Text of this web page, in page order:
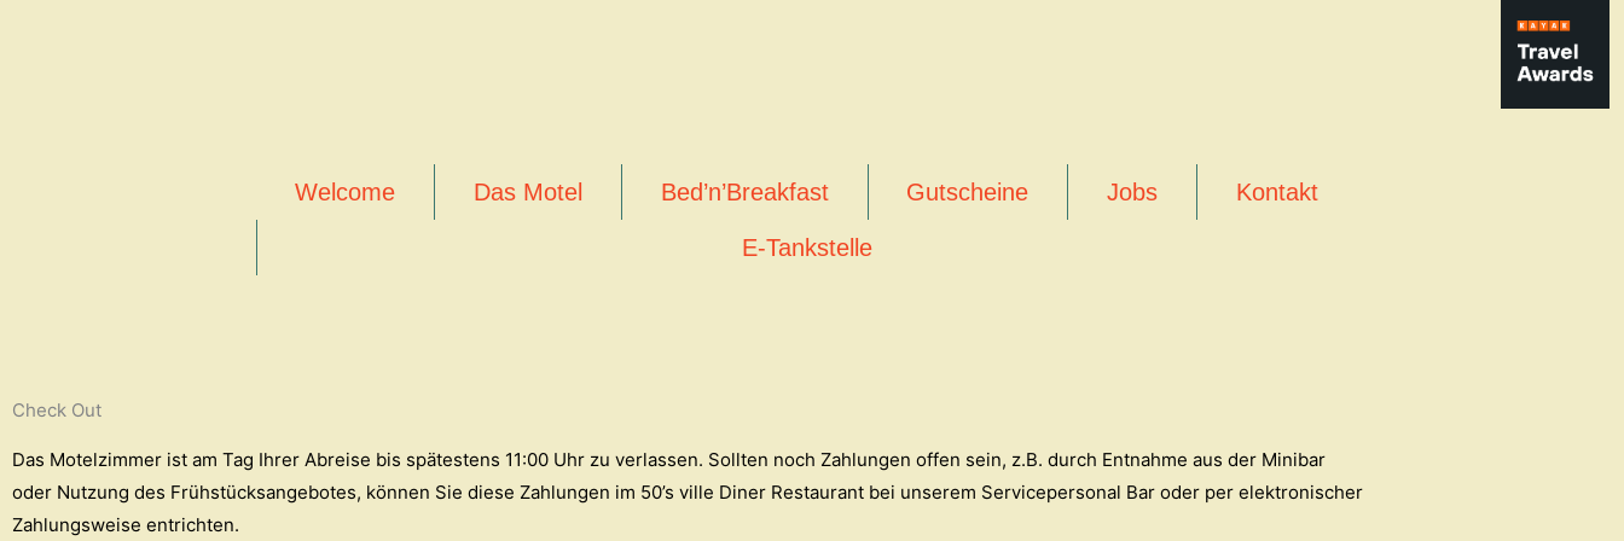
Welcome Das Motel Bed’n’Breakfast Gutscheine Jobs Kontakt
E-Tankstelle
Check Out
Das Motelzimmer ist am Tag Ihrer Abreise bis spätestens 11:00 Uhr zu verlassen. Sollten noch Zahlungen offen sein, z.B. durch Entnahme aus der Minibar
oder Nutzung des Frühstücksangebotes, können Sie diese Zahlungen im 50’s ville Diner Restaurant bei unserem Servicepersonal Bar oder per elektronischer
Zahlungsweise entrichten.